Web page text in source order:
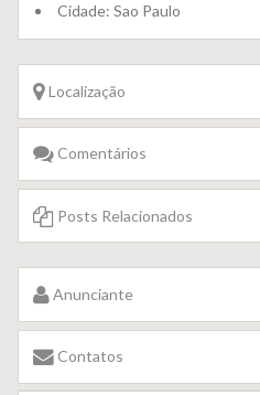
Cidade: Sao Paulo
Localização
Comentários
Posts Relacionados
Anunciante
Contatos